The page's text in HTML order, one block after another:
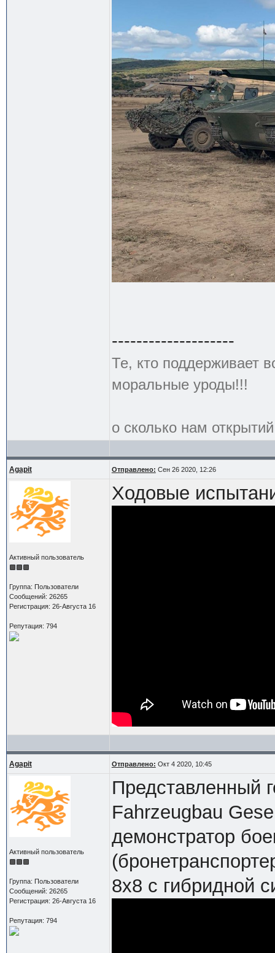
--------------------
Те, кто поддерживает
моральные уроды!!!
о сколько нам
Agapit Отправлено: Сен 26 2020, 12:26
Активный пользователь
Группа: Пользователи
Сообщений: 26265
Регистрация: 26-Августа 16
Репутация: 794
Ходовые
Agapit Отправлено: Окт 4 2020, 10:45
Активный пользователь
Группа: Пользователи
Сообщений: 26265
Регистрация: 26-Августа 16
Репутация: 794
Представленный
Fahrzeugbau
демонстратор
8х8 с гибридной